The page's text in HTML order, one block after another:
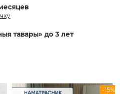
тавары» до 3 лет
-15%